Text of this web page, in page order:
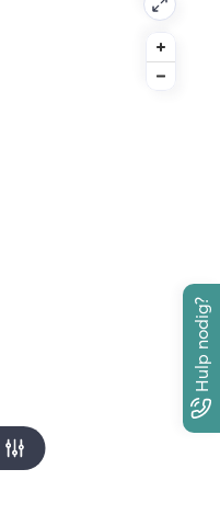
Hulp nodig?